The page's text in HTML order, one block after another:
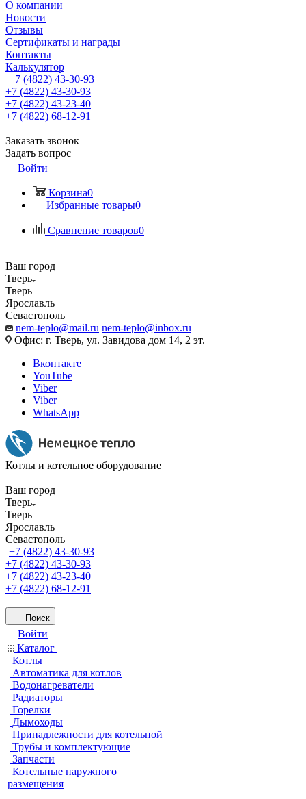
О компании
Новости
Отзывы
Сертификаты и награды
Контакты
Калькулятор
+7 (4822) 43-30-93
+7 (4822) 43-30-93
+7 (4822) 43-23-40
+7 (4822) 68-12-91
Заказать звонок
Задать вопрос
Войти
Корзина0
Избранные товары0
Сравнение товаров0
Ваш город
Тверь
Тверь
Ярославль
Севастополь
nem-teplo@mail.ru nem-teplo@inbox.ru
Офис: г. Тверь, ул. Завидова дом 14, 2 эт.
Вконтакте
YouTube
Viber
Viber
WhatsApp
Котлы и котельное оборудование
Ваш город
Тверь
Тверь
Ярославль
Севастополь
+7 (4822) 43-30-93
+7 (4822) 43-30-93
+7 (4822) 43-23-40
+7 (4822) 68-12-91
Поиск
Войти
Каталог
Котлы
Автоматика для котлов
Водонагреватели
Радиаторы
Горелки
Дымоходы
Принадлежности для котельной
Трубы и комплектующие
Запчасти
Котельные наружного
размещения